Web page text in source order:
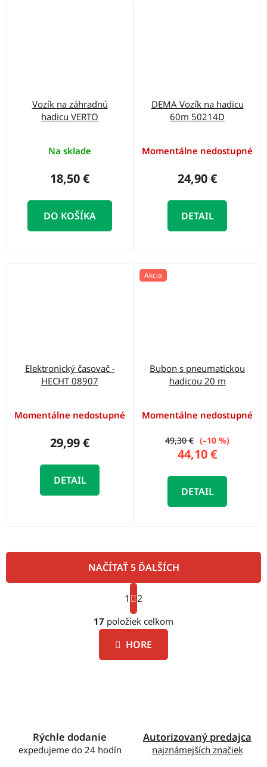
Vozík na záhradnú
hadicu VERTO
Na sklade
18,50 €
DO KOŠÍKA
DEMA Vozík na hadicu
60m 50214D
Momentálne nedostupné
24,90 €
DETAIL
Elektronický časovač -
HECHT 08907
Momentálne nedostupné
29,99 €
DETAIL
Akcia
Bubon s pneumatickou
hadicou 20 m
Momentálne nedostupné
44,10 €
49,30 € (–10 %)
DETAIL
O
v
l
á
d
NAČÍTAŤ 5 ĎALŠÍCH
S
t
r
á
n
k
1 2
17 položiek celkom
HORE
Rýchle dodanie
expedujeme do 24 hodín
Autorizovaný predajca
najznámejších značiek